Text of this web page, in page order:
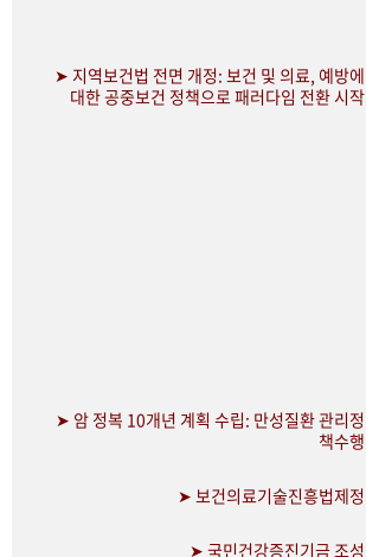
➤ 지역보건법 전면 개정: 보건 및 의료, 예방에
대한 공중보건 정책으로 패러다임 전환 시작
➤ 암 정복 10개년 계획 수립: 만성질환 관리정
책수행
➤ 보건의료기술진흥법제정
➤ 국민건강증진기금 조성